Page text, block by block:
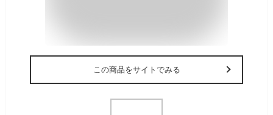
この商品をサイトでみる